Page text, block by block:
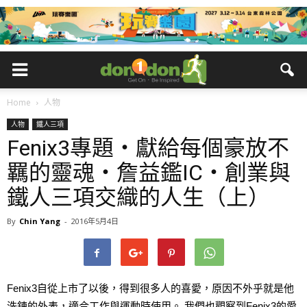
Home 人物
人物 鐵人三項
Fenix3專題・獻給每個豪放不
羈的靈魂・詹益鑑IC・創業與
鐵人三項交織的人生（上）
By Chin Yang - 2016年5月4日
Fenix3自從上市了以後，得到很多人的喜愛，原因不外乎就是他